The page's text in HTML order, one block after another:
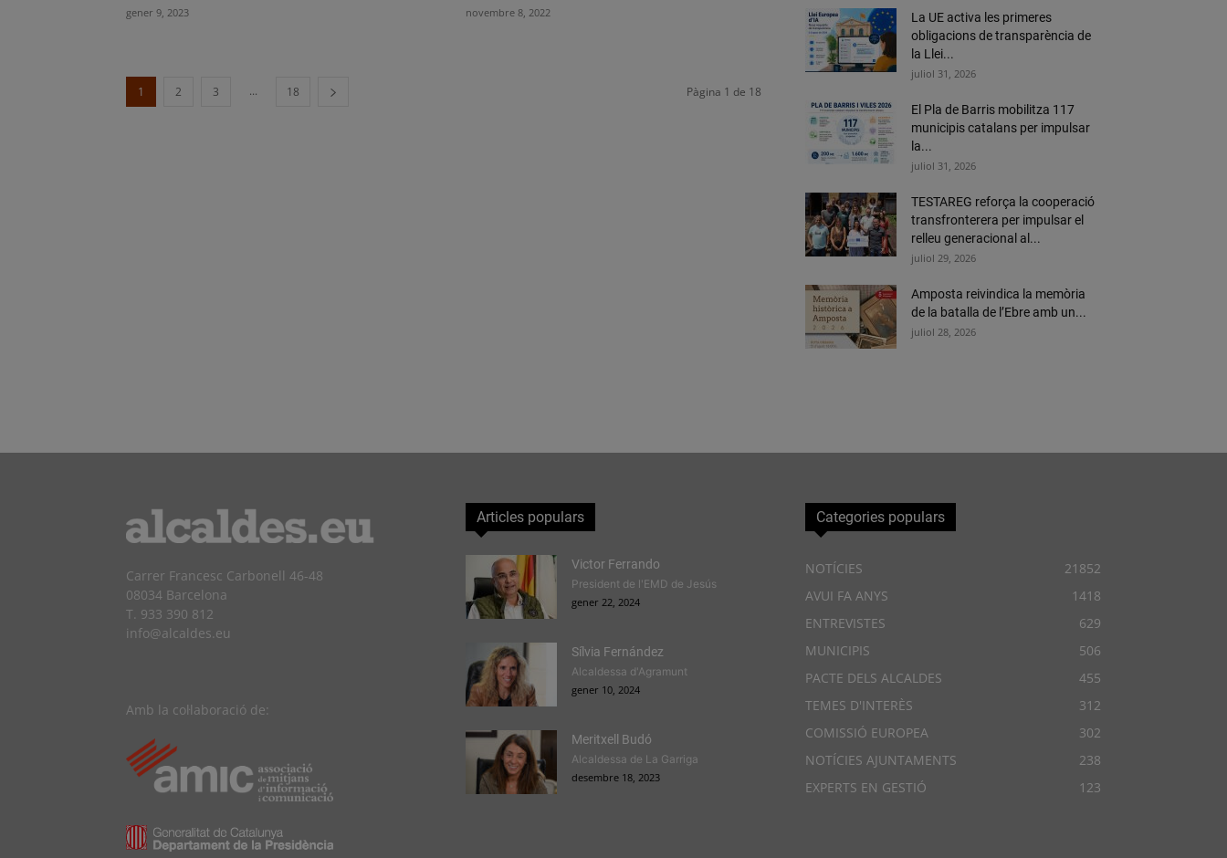
gener 9, 2023 novembre 8, 2022
1 2 3 ... 18 Pàgina 1 de 18
La UE activa les primeres
obligacions de transparència de
la Llei...
juliol 31, 2026
El Pla de Barris mobilitza 117
municipis catalans per impulsar
la...
juliol 31, 2026
TESTAREG reforça la cooperació
transfronterera per impulsar el
relleu generacional al...
juliol 29, 2026
Amposta reivindica la memòria
de la batalla de l’Ebre amb un...
juliol 28, 2026
Carrer Francesc Carbonell 46-48
08034 Barcelona
T. 933 390 812
info@alcaldes.eu
Amb la col·laboració de:
Articles populars
Victor Ferrando
President de l'EMD de Jesús
gener 22, 2024
Sílvia Fernández
Alcaldessa d'Agramunt
gener 10, 2024
Meritxell Budó
Alcaldessa de La Garriga
desembre 18, 2023
Categories populars
NOTÍCIES
21852
AVUI FA ANYS
1418
ENTREVISTES
629
MUNICIPIS
506
PACTE DELS ALCALDES
455
TEMES D'INTERÈS
312
COMISSIÓ EUROPEA
302
NOTÍCIES AJUNTAMENTS
238
EXPERTS EN GESTIÓ
123